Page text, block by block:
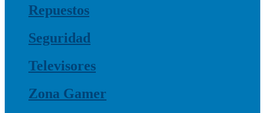
Repuestos
Seguridad
Televisores
Zona Gamer